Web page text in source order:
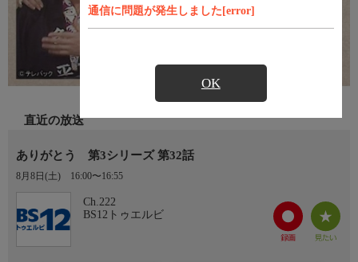
通信に問題が発生しました[error]
OK
直近の放送
ありがとう 第3シリーズ 第32話
8月8日(土) 16:00〜16:55
Ch.222
BS12トゥエルビ